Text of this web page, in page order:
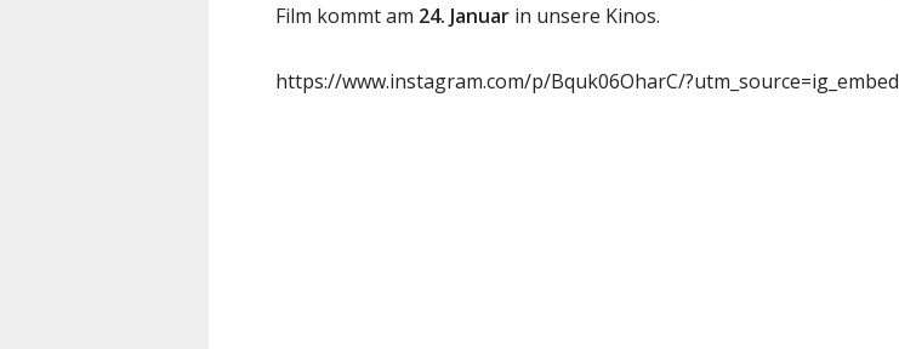
Film kommt am 24. Januar in unsere Kinos.
https://www.instagram.com/p/Bquk06OharC/?utm_source=ig_embed